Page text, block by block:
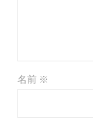
名前 ※